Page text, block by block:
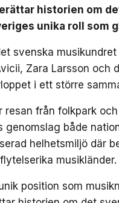
historien om
unika roll som
svenska
Zara Larsson och
i ett större
resan från folkpark
genomslag både
helhetsmiljö där
musikländer.
position som